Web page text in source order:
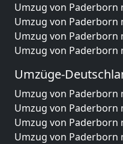
Umzug von Paderborn
Umzug von Paderborn
Umzug von Paderborn
Umzug von Paderborn
Umzüge-
Umzug von Paderborn
Umzug von Paderborn
Umzug von Paderborn
Umzug von Paderborn